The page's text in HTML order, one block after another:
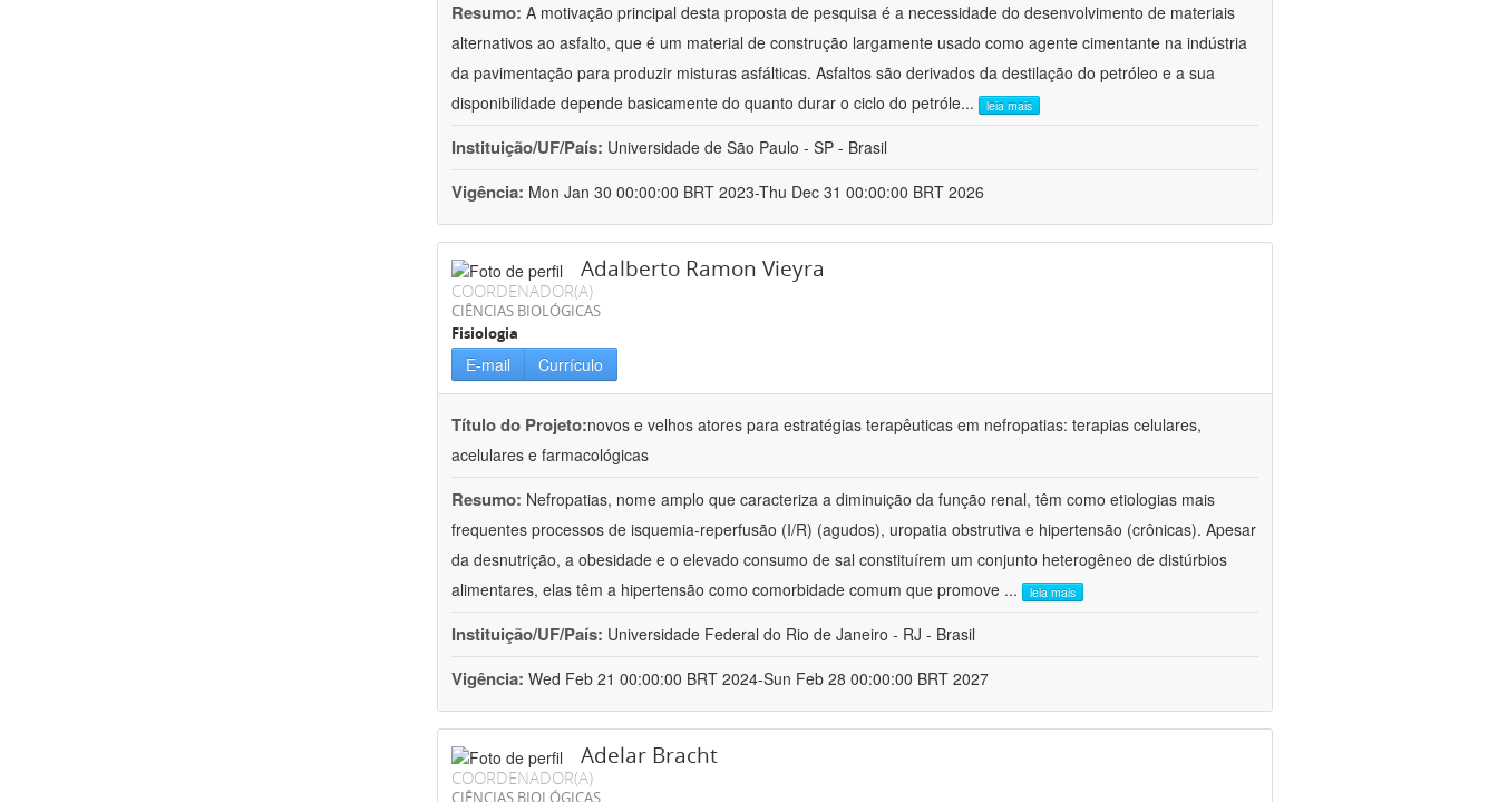
Resumo: A motivação principal desta proposta de pesquisa é a necessidade do desenvolvimento de materiais
alternativos ao asfalto, que é um material de construção largamente usado como agente cimentante na indústria
da pavimentação para produzir misturas asfálticas. Asfaltos são derivados da destilação do petróleo e a sua
disponibilidade depende basicamente do quanto durar o ciclo do petróle... leia mais
Instituição/UF/País: Universidade de São Paulo - SP - Brasil
Vigência: Mon Jan 30 00:00:00 BRT 2023-Thu Dec 31 00:00:00 BRT 2026
Adalberto Ramon Vieyra
COORDENADOR(A)
CIÊNCIAS BIOLÓGICAS
Fisiologia
E-mail Currículo
Título do Projeto:novos e velhos atores para estratégias terapêuticas em nefropatias: terapias celulares,
acelulares e farmacológicas
Resumo: Nefropatias, nome amplo que caracteriza a diminuição da função renal, têm como etiologias mais
frequentes processos de isquemia-reperfusão (I/R) (agudos), uropatia obstrutiva e hipertensão (crônicas). Apesar
da desnutrição, a obesidade e o elevado consumo de sal constituírem um conjunto heterogêneo de distúrbios
alimentares, elas têm a hipertensão como comorbidade comum que promove ... leia mais
Instituição/UF/País: Universidade Federal do Rio de Janeiro - RJ - Brasil
Vigência: Wed Feb 21 00:00:00 BRT 2024-Sun Feb 28 00:00:00 BRT 2027
Adelar Bracht
COORDENADOR(A)
CIÊNCIAS BIOLÓGICAS